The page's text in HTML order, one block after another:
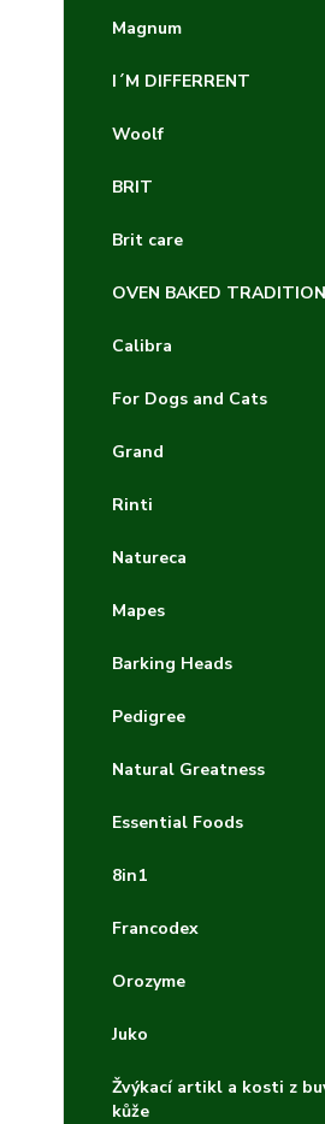
Magnum
I´M DIFFERRENT
Woolf
BRIT
Brit care
OVEN BAKED TRADITION
Calibra
For Dogs and Cats
Grand
Rinti
Natureca
Mapes
Barking Heads
Pedigree
Natural Greatness
Essential Foods
8in1
Francodex
Orozyme
Juko
Žvýkací artikl a kosti z
kůže